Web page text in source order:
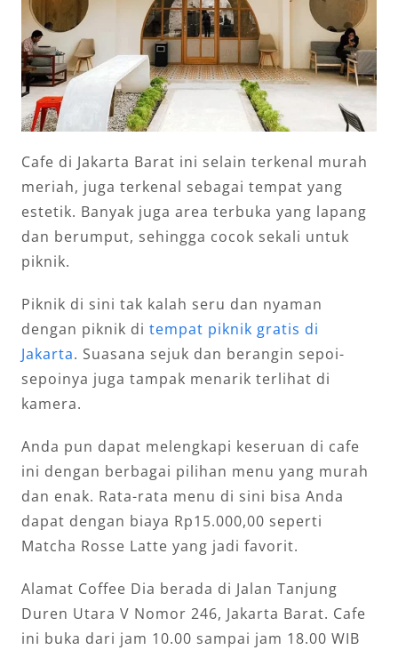
Cafe di Jakarta Barat ini selain terkenal murah
meriah, juga terkenal sebagai tempat yang
estetik. Banyak juga area terbuka yang lapang
dan berumput, sehingga cocok sekali untuk
piknik.
Piknik di sini tak kalah seru dan nyaman
dengan piknik di tempat piknik gratis di
Jakarta. Suasana sejuk dan berangin sepoi-
sepoinya juga tampak menarik terlihat di
kamera.
Anda pun dapat melengkapi keseruan di cafe
ini dengan berbagai pilihan menu yang murah
dan enak. Rata-rata menu di sini bisa Anda
dapat dengan biaya Rp15.000,00 seperti
Matcha Rosse Latte yang jadi favorit.
Alamat Coffee Dia berada di Jalan Tanjung
Duren Utara V Nomor 246, Jakarta Barat. Cafe
ini buka dari jam 10.00 sampai jam 18.00 WIB